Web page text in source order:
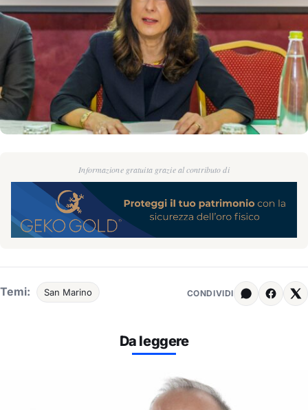
Informazione gratuita grazie al contributo di
Temi: San Marino CONDIVIDI
Da leggere